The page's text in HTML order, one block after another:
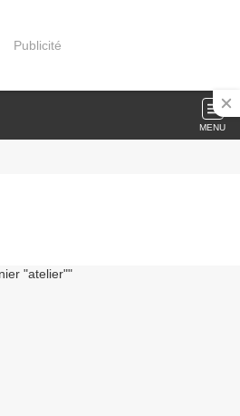
Publicité
MENU